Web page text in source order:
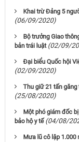
Khai trừ Đảng 5
(06/09/2020)
Bộ trưởng Giao
bản trái luật (02/09/
Đại biểu Quốc hội
(02/09/2020)
Thu giữ 21 tấn
(25/08/2020)
Một phó giám đốc
bảo hộ y tế (04/08/
Mưa lũ cô lập 1.000